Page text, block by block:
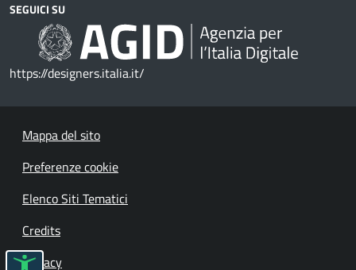
SEGUICI SU
https://designers.italia.it/
Mappa del sito
Preferenze cookie
Elenco Siti Tematici
Credits
Privacy